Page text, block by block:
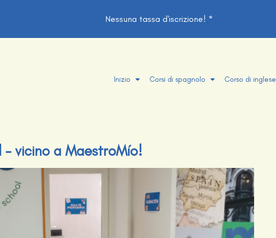
Nessuna tassa d'iscrizione! *
Inizio Corsi di spagnolo Corso di inglese
vicino a MaestroMío!